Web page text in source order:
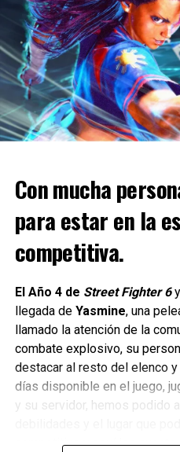
El pico de jugadores
467,000. Subnautica 2
valoración “Muy positiva” en
reseñas positivas en más de
Unknown Worlds también
actualizaciones durante el
incorporando la
Las mejoras
Subnautica 2
Entre los ajustes previstos
agresividad de las criaturas y
además de mejoras en las
y en la experiencia de juego
“Estamos increíblemente
los jugadores de todo el
Productor Ejecutivo de
Con mucha
para estar en la
competitiva.
El Año 4 de Street Fighter 6
llegada de Yasmine, una
llamado la atención de la
combate explosivo, su
destacar al resto del elenco
días disponible en el juego,
y su servidor, hemos podido
competitivo y aquí les